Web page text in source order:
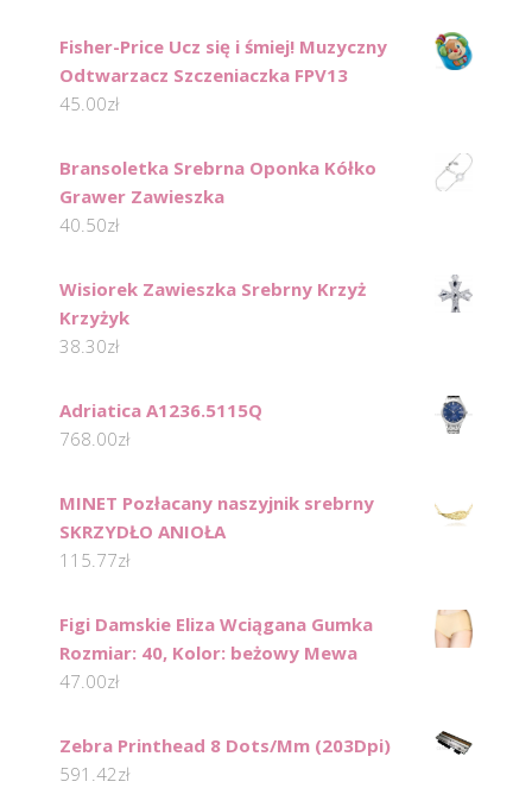
Fisher-Price Ucz się i śmiej! Muzyczny
Odtwarzacz Szczeniaczka FPV13
45.00zł
Bransoletka Srebrna Oponka Kółko
Grawer Zawieszka
40.50zł
Wisiorek Zawieszka Srebrny Krzyż
Krzyżyk
38.30zł
Adriatica A1236.5115Q
768.00zł
MINET Pozłacany naszyjnik srebrny
SKRZYDŁO ANIOŁA
115.77zł
Figi Damskie Eliza Wciągana Gumka
Rozmiar: 40, Kolor: beżowy Mewa
47.00zł
Zebra Printhead 8 Dots/Mm (203Dpi)
591.42zł